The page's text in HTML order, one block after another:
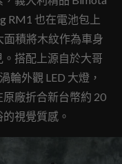
RM1 也在電池包上
積將木紋作為車身
搭配上源自於大哥
輪外觀 LED 大燈，
廠折合新台幣約 20
視覺質感。